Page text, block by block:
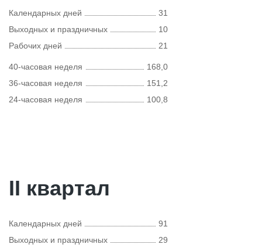
Календарных дней
31
Выходных и праздничных
10
Рабочих дней
21
40-часовая неделя
168,0
36-часовая неделя
151,2
24-часовая неделя
100,8
II квартал
Календарных дней
91
Выходных и праздничных
29